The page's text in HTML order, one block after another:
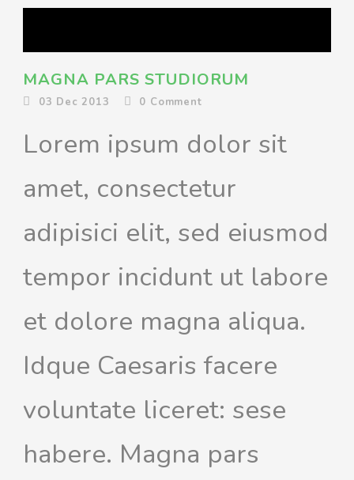
MAGNA PARS STUDIORUM
03 Dec 2013 0 Comment
Lorem ipsum dolor sit
amet, consectetur
adipisici elit, sed eiusmod
tempor incidunt ut labore
et dolore magna aliqua.
Idque Caesaris facere
voluntate liceret: sese
habere. Magna pars